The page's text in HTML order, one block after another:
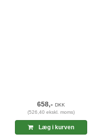
658,-DKK
(526,40 ekskl. moms)
Læg i kurven